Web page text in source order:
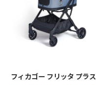
フィカゴー フリッタ プラス